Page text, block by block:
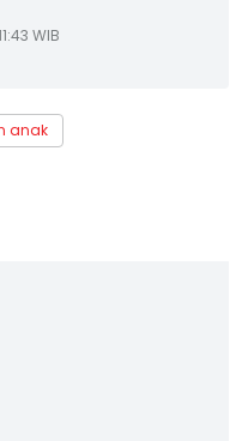
WIB
anak